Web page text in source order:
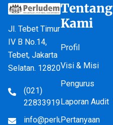
Jl. Tebet Timur
IV B No.14,
Tebet, Jakarta
Selatan. 12820
(021)
22833919
info@perludem.or.id
Tentang
Kami
Profil
Visi & Misi
Pengurus
Laporan Audit
Pertanyaan